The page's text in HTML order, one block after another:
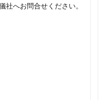
社へお問合せください。